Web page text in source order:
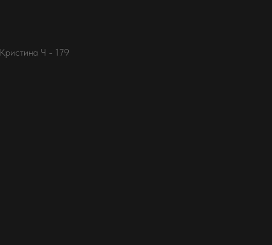
Кристина Ч - 179